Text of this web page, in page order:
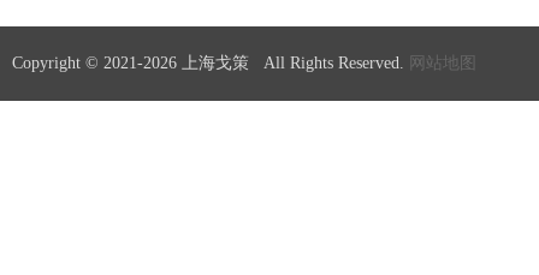
Copyright © 2021-2026 上海戈策 All Rights Reserved. 网站地图